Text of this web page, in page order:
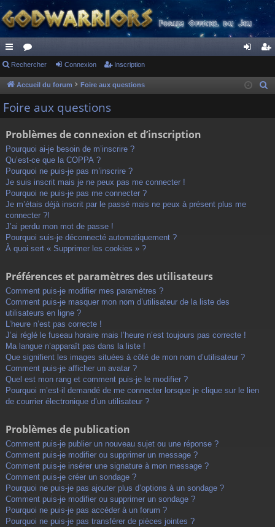
ac
co
ur
s
or
u ne cri
Rechercher Connexion Inscription
Accueil du forum Foire aux questions
Foire aux questions
Problèmes de connexion et d’inscription
Pourquoi ai-je besoin de m’inscrire ?
Qu’est-ce que la COPPA ?
Pourquoi ne puis-je pas m’inscrire ?
Je suis inscrit mais je ne peux pas me connecter !
Pourquoi ne puis-je pas me connecter ?
Je m’étais déjà inscrit par le passé mais ne peux à présent plus me
connecter ?!
J’ai perdu mon mot de passe !
Pourquoi suis-je déconnecté automatiquement ?
À quoi sert « Supprimer les cookies » ?
Préférences et paramètres des utilisateurs
Comment puis-je modifier mes paramètres ?
Comment puis-je masquer mon nom d’utilisateur de la liste des
utilisateurs en ligne ?
L’heure n’est pas correcte !
J’ai réglé le fuseau horaire mais l’heure n’est toujours pas correcte !
Ma langue n’apparaît pas dans la liste !
Que signifient les images situées à côté de mon nom d’utilisateur ?
Comment puis-je afficher un avatar ?
Quel est mon rang et comment puis-je le modifier ?
Pourquoi m’est-il demandé de me connecter lorsque je clique sur le lien
de courrier électronique d’un utilisateur ?
Problèmes de publication
Comment puis-je publier un nouveau sujet ou une réponse ?
Comment puis-je modifier ou supprimer un message ?
Comment puis-je insérer une signature à mon message ?
Comment puis-je créer un sondage ?
Pourquoi ne puis-je pas ajouter plus d’options à un sondage ?
Comment puis-je modifier ou supprimer un sondage ?
Pourquoi ne puis-je pas accéder à un forum ?
Pourquoi ne puis-je pas transférer de pièces jointes ?